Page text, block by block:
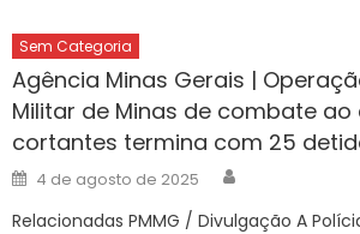
Sem Categoria
Agência Minas Gerais |
Militar de Minas de combate ao
cortantes termina com 25
Posted
on
4 de agosto de 2025
Relacionadas PMMG / Divulgação A